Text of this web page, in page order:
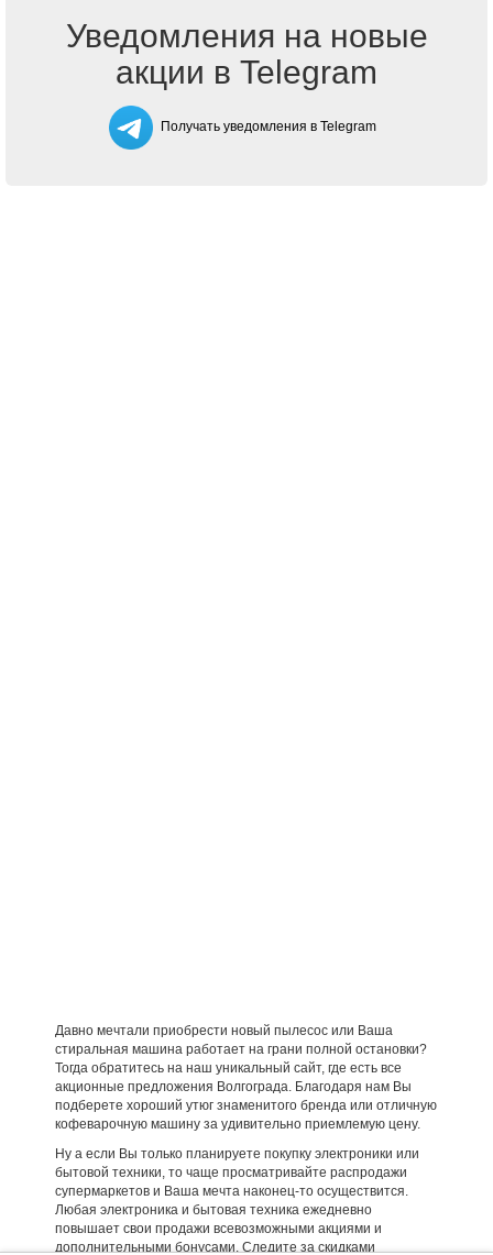
Уведомления на новые
акции в Telegram
Получать уведомления в Telegram
Давно мечтали приобрести новый пылесос или Ваша
стиральная машина работает на грани полной остановки?
Тогда обратитесь на наш уникальный сайт, где есть все
акционные предложения Волгограда. Благодаря нам Вы
подберете хороший утюг знаменитого бренда или отличную
кофеварочную машину за удивительно приемлемую цену.
Ну а если Вы только планируете покупку электроники или
бытовой техники, то чаще просматривайте распродажи
супермаркетов и Ваша мечта наконец-то осуществится.
Любая электроника и бытовая техника ежедневно
повышает свои продажи всевозможными акциями и
дополнительными бонусами. Следите за скидками